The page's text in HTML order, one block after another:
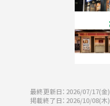
最終更新日：2026/07/17(金)
掲載終了日：2026/10/08(木)